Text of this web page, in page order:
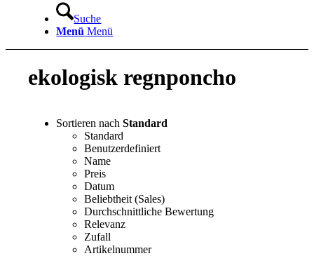
Suche
Menü Menü
ekologisk regnponcho
Sortieren nachStandard
Standard
Benutzerdefiniert
Name
Preis
Datum
Beliebtheit (Sales)
Durchschnittliche Bewertung
Relevanz
Zufall
Artikelnummer